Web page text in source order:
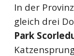
In der Provinz
gleich drei
Park